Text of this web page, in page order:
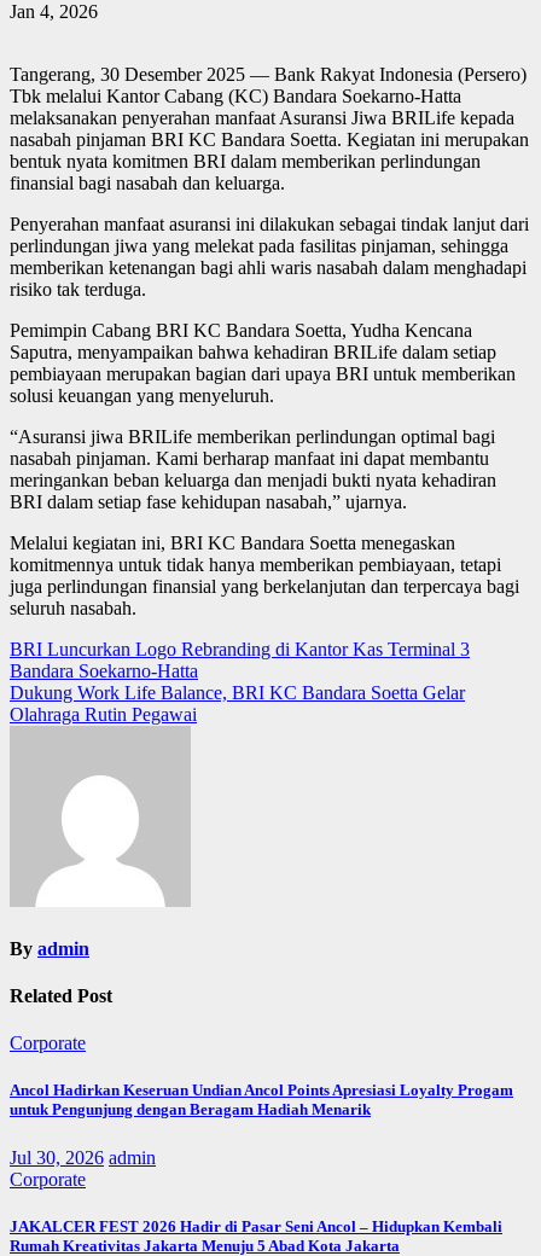
Jan 4, 2026
Tangerang, 30 Desember 2025 — Bank Rakyat Indonesia (Persero)
Tbk melalui Kantor Cabang (KC) Bandara Soekarno-Hatta
melaksanakan penyerahan manfaat Asuransi Jiwa BRILife kepada
nasabah pinjaman BRI KC Bandara Soetta. Kegiatan ini merupakan
bentuk nyata komitmen BRI dalam memberikan perlindungan
finansial bagi nasabah dan keluarga.
Penyerahan manfaat asuransi ini dilakukan sebagai tindak lanjut dari
perlindungan jiwa yang melekat pada fasilitas pinjaman, sehingga
memberikan ketenangan bagi ahli waris nasabah dalam menghadapi
risiko tak terduga.
Pemimpin Cabang BRI KC Bandara Soetta, Yudha Kencana
Saputra, menyampaikan bahwa kehadiran BRILife dalam setiap
pembiayaan merupakan bagian dari upaya BRI untuk memberikan
solusi keuangan yang menyeluruh.
“Asuransi jiwa BRILife memberikan perlindungan optimal bagi
nasabah pinjaman. Kami berharap manfaat ini dapat membantu
meringankan beban keluarga dan menjadi bukti nyata kehadiran
BRI dalam setiap fase kehidupan nasabah,” ujarnya.
Melalui kegiatan ini, BRI KC Bandara Soetta menegaskan
komitmennya untuk tidak hanya memberikan pembiayaan, tetapi
juga perlindungan finansial yang berkelanjutan dan terpercaya bagi
seluruh nasabah.
Post
navigation
BRI Luncurkan Logo Rebranding di Kantor Kas Terminal 3
Bandara Soekarno-Hatta
Dukung Work Life Balance, BRI KC Bandara Soetta Gelar
Olahraga Rutin Pegawai
By admin
Related Post
Corporate
Ancol Hadirkan Keseruan Undian Ancol Points Apresiasi Loyalty Progam
untuk Pengunjung dengan Beragam Hadiah Menarik
Jul 30, 2026 admin
Corporate
JAKALCER FEST 2026 Hadir di Pasar Seni Ancol – Hidupkan Kembali
Rumah Kreativitas Jakarta Menuju 5 Abad Kota Jakarta